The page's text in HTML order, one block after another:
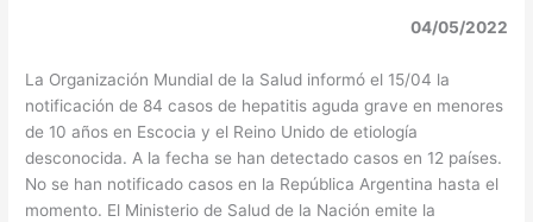
04/05/2022
La Organización Mundial de la Salud informó el 15/04 la
notificación de 84 casos de hepatitis aguda grave en menores
de 10 años en Escocia y el Reino Unido de etiología
desconocida. A la fecha se han detectado casos en 12 países.
No se han notificado casos en la República Argentina hasta el
momento. El Ministerio de Salud de la Nación emite la